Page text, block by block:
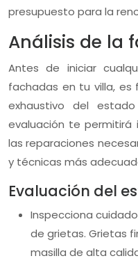
presupuesto para la
Análisis de la
Antes de iniciar
fachadas en tu villa, es
exhaustivo del
evaluación te permitirá
las reparaciones
y técnicas más
Evaluación del
Inspecciona
de grietas. Grietas
masilla de alta